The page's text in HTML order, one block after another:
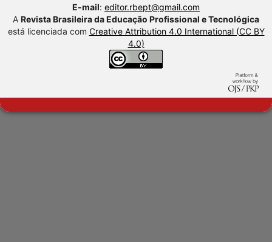
E-mail: editor.rbept@gmail.com
A Revista Brasileira da Educação Profissional e Tecnológica
está licenciada com Creative Attribution 4.0 International (CC BY
4.0)